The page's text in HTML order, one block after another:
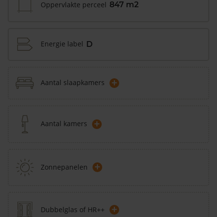
Oppervlakte perceel 847 m2
Energie label D
Aantal slaapkamers +
Aantal kamers +
Zonnepanelen +
Dubbelglas of HR++ +